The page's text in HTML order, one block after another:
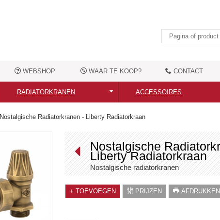
WEBSHOP WAAR TE KOOP? CONTACT
RADIATORKRANEN
Alle radiatorkranen
Moderne radiatorkranen
Nostalgische radiatorkranen
Aansluittoebehoren
ACCESSOIRES
Elektrische
Handdoekbeugels
Kledingshaken
Overige toebehoren
Nostalgische Radiatorkranen - Liberty Radiatorkraan
Nostalgische
Liberty Radiatorkraan
Nostalgische radiatorkranen
+ TOEVOEGEN PRIJZEN